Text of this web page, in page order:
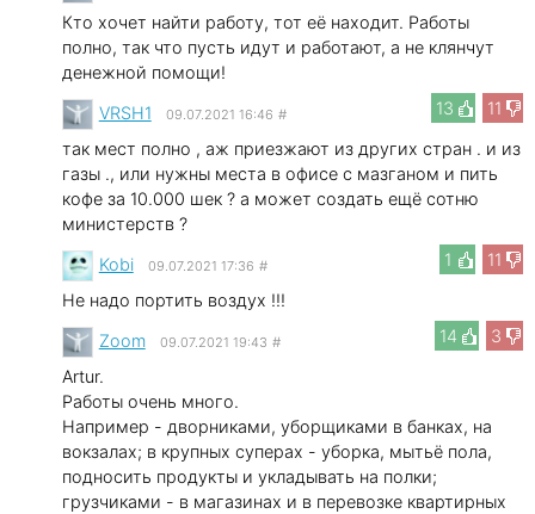
Кто хочет найти работу, тот её находит. Работы
полно, так что пусть идут и работают, а не клянчут
денежной помощи!
13
11
VRSH1 09.07.2021 16:46 #
так мест полно , аж приезжают из других стран . и из
газы ., или нужны места в офисе с мазганом и пить
кофе за 10.000 шек ? а может создать ещё сотню
министерств ?
1
11
Kobi 09.07.2021 17:36 #
Не надо портить воздух !!!
14
3
Zoom 09.07.2021 19:43 #
Artur.
Работы очень много.
Например - дворниками, уборщиками в банках, на
вокзалах; в крупных суперах - уборка, мытьё пола,
подносить продукты и укладывать на полки;
грузчиками - в магазинах и в перевозке квартирных